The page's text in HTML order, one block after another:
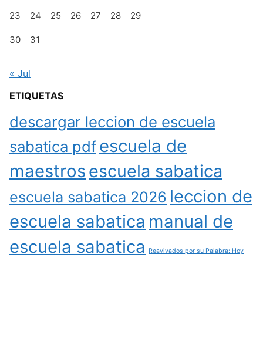
23 24 25 26 27 28 29
30 31
« Jul
ETIQUETAS
descargar leccion de escuela
sabatica pdfescuela de
maestros escuela sabatica
escuela sabatica 2026 leccion de
escuela sabatica manual de
escuela sabatica
Reavivados por su Palabra: Hoy